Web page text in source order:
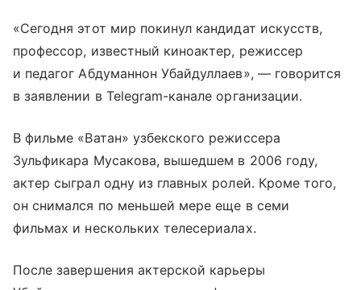
«Сегодня этот мир покинул кандидат искусств,
профессор, известный киноактер, режиссер
и педагог Абдуманнон Убайдуллаев», — говорится
в заявлении в Telegram-канале организации.
В фильме «Ватан» узбекского режиссера
Зульфикара Мусакова, вышедшем в 2006 году,
актер сыграл одну из главных ролей. Кроме того,
он снимался по меньшей мере еще в семи
фильмах и нескольких телесериалах.
После завершения актерской карьеры